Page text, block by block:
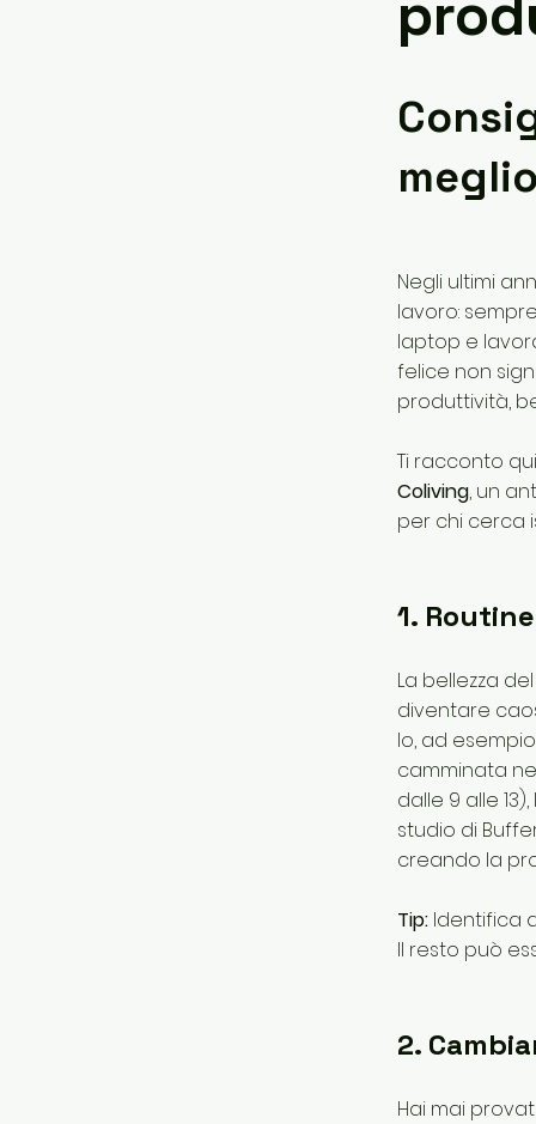
Negli ultimi
lavoro:
laptop e
felice non
produttività,
Ti racconto
Coliving, un
per chi cerca
1.
La bellezza
diventare
Io, ad
camminata
dalle 9 alle
studio di
creando la
Tip: Identifica
Il resto può
2.
Hai mai